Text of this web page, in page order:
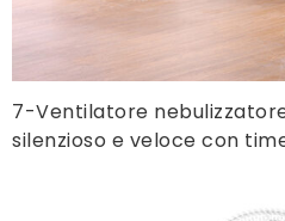
7-Ventilatore
silenzioso e veloce con